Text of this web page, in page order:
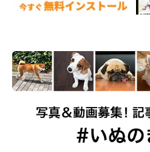
さまざまなグッズを活
そう